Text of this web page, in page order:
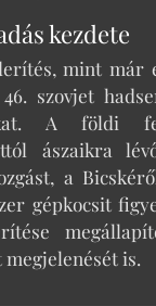
kezdete
mint már
szovjet
A földi
ászaikra
a
gépkocsit
is.